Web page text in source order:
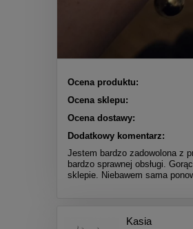
Ocena produktu:
Ocena sklepu:
Ocena dostawy:
Dodatkowy komentarz:
Jestem bardzo zadowolona z
bardzo sprawnej obsługi.
sklepie. Niebawem sama
Kasia